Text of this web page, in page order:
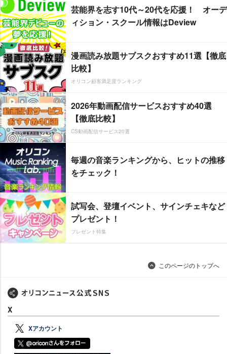
芸能界を志す10代～20代を応援！ オーデ
ィション・スクール情報はDeview
漫画読み放題サブスクおすすめ11選【徹底
比較】
オリコン顧客満足度ランキング
2026年動画配信サービスおすすめ40選
【徹底比較】
CS動画配信サービス20選
毎週の音楽ランキングから、ヒットの推移
をチェック！
試写会、登壇イベント、サインチェキなど
プレゼント！
プレゼント特集
このページのトップへ
X
Xアカウント